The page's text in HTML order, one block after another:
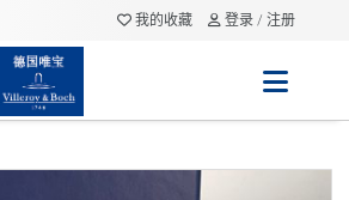
我的收藏 登录 / 注册